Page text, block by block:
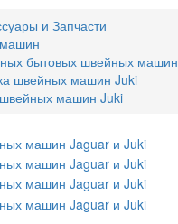
и Запчасти
бытовых швейных машин
швейных машин Juki
машин Juki